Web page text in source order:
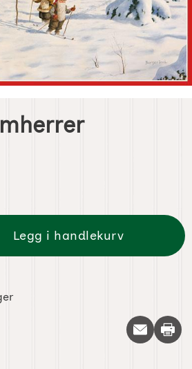
Julpynt domherrer
Legg i handlekurv
Skriv